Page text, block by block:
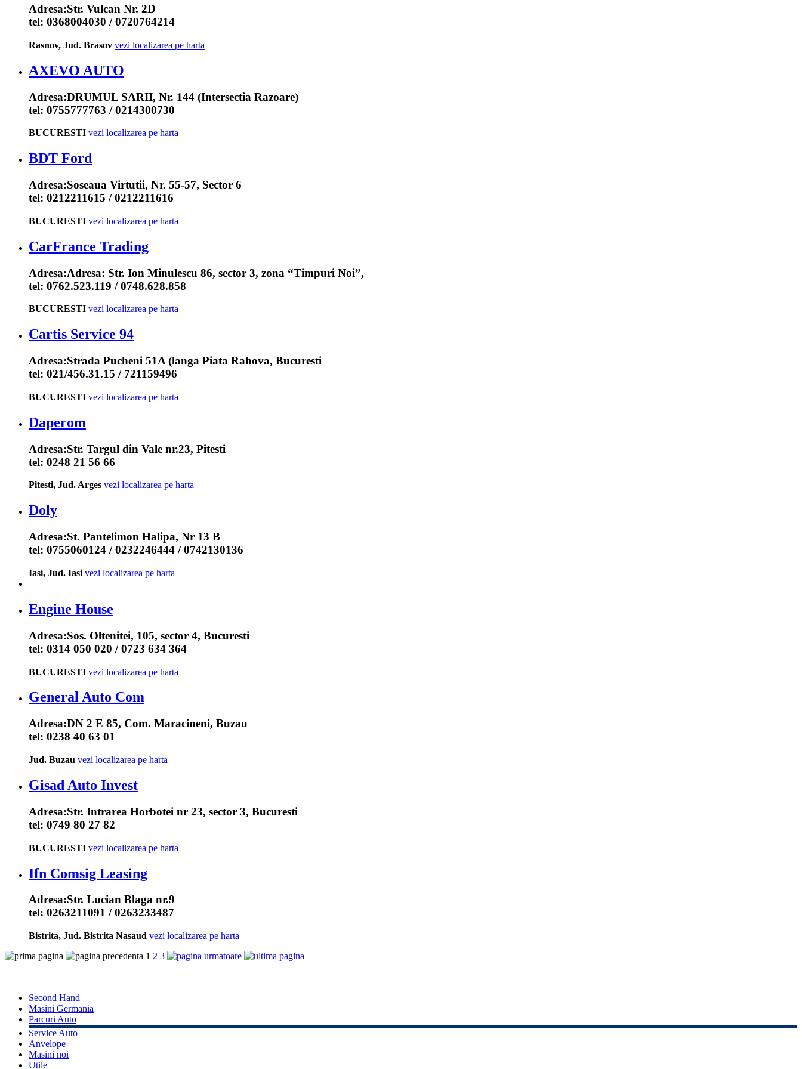
Adresa:Str. Vulcan Nr. 2D
tel: 0368004030 / 0720764214
Rasnov, Jud. Brasov vezi localizarea pe harta
AXEVO AUTO
Adresa:DRUMUL SARII, Nr. 144 (Intersectia Razoare)
tel: 0755777763 / 0214300730
BUCURESTI vezi localizarea pe harta
BDT Ford
Adresa:Soseaua Virtutii, Nr. 55-57, Sector 6
tel: 0212211615 / 0212211616
BUCURESTI vezi localizarea pe harta
CarFrance Trading
Adresa:Adresa: Str. Ion Minulescu 86, sector 3, zona “Timpuri Noi”,
tel: 0762.523.119 / 0748.628.858
BUCURESTI vezi localizarea pe harta
Cartis Service 94
Adresa:Strada Pucheni 51A (langa Piata Rahova, Bucuresti
tel: 021/456.31.15 / 721159496
BUCURESTI vezi localizarea pe harta
Daperom
Adresa:Str. Targul din Vale nr.23, Pitesti
tel: 0248 21 56 66
Pitesti, Jud. Arges vezi localizarea pe harta
Doly
Adresa:St. Pantelimon Halipa, Nr 13 B
tel: 0755060124 / 0232246444 / 0742130136
Iasi, Jud. Iasi vezi localizarea pe harta
Engine House
Adresa:Sos. Oltenitei, 105, sector 4, Bucuresti
tel: 0314 050 020 / 0723 634 364
BUCURESTI vezi localizarea pe harta
General Auto Com
Adresa:DN 2 E 85, Com. Maracineni, Buzau
tel: 0238 40 63 01
Jud. Buzau vezi localizarea pe harta
Gisad Auto Invest
Adresa:Str. Intrarea Horbotei nr 23, sector 3, Bucuresti
tel: 0749 80 27 82
BUCURESTI vezi localizarea pe harta
Ifn Comsig Leasing
Adresa:Str. Lucian Blaga nr.9
tel: 0263211091 / 0263233487
Bistrita, Jud. Bistrita Nasaud vezi localizarea pe harta
1 2 3
Second Hand
Masini Germania
Parcuri Auto
Service Auto
Anvelope
Masini noi
Utile